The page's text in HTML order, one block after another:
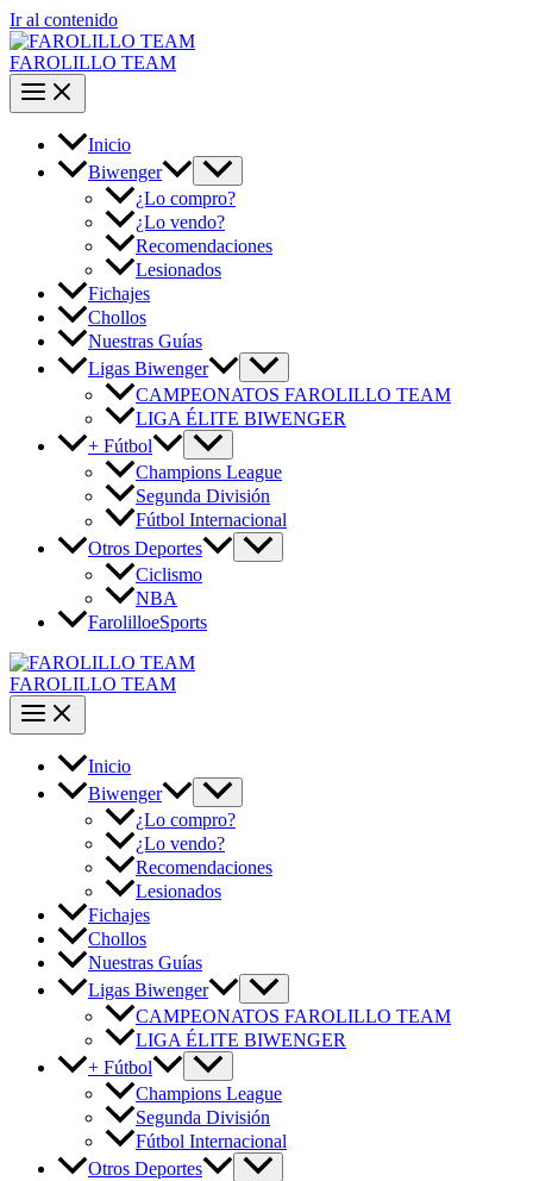
Ir al contenido
FAROLILLO TEAM
Inicio
Biwenger
¿Lo compro?
¿Lo vendo?
Recomendaciones
Lesionados
Fichajes
Chollos
Nuestras Guías
Ligas Biwenger
CAMPEONATOS FAROLILLO TEAM
LIGA ÉLITE BIWENGER
+ Fútbol
Champions League
Segunda División
Fútbol Internacional
Otros Deportes
Ciclismo
NBA
FarolilloeSports
FAROLILLO TEAM
Inicio
Biwenger
¿Lo compro?
¿Lo vendo?
Recomendaciones
Lesionados
Fichajes
Chollos
Nuestras Guías
Ligas Biwenger
CAMPEONATOS FAROLILLO TEAM
LIGA ÉLITE BIWENGER
+ Fútbol
Champions League
Segunda División
Fútbol Internacional
Otros Deportes